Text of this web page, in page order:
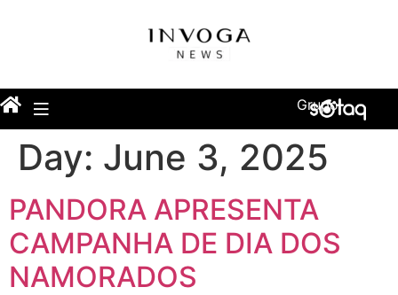
Grupo
Day: June 3, 2025
PANDORA APRESENTA
CAMPANHA DE DIA DOS
NAMORADOS